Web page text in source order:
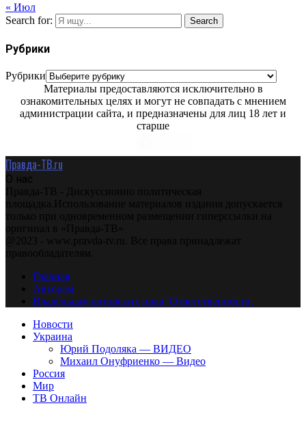
« Июл
Search for:
Search
Рубрики
Рубрики
Материалы предоставляются исключительно в
ознакомительных целях и могут не совпадать с мнением
администрации сайта, и предназначены для лиц 18 лет и
старше
Правда-ТВ.ru
О нас
Правда-ТВ - Дискуссионно политическая
площадка.Использование материалов издания допускается
только при одновременном размещении гиперссылки на
оригинал в «Правда-ТВ»
@2023 - www.pravda-tv.ru. Все права принадлежат
правообладателям.
Главная
Авторам
Владельцам авторских прав. Ответственности.
Новости
Украина
Юрий Подоляка — ВИДЕО
Михаил Онуфриенко — Видео
Россия
Мир
ТВ Онлайн